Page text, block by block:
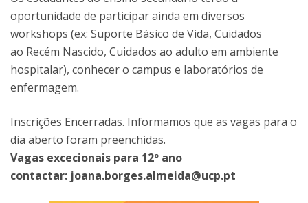
oportunidade de participar ainda em diversos
workshops (ex: Suporte Básico de Vida, Cuidados
ao Recém Nascido, Cuidados ao adulto em ambiente
hospitalar​), conhecer o campus e laboratórios de
enfermagem.
Inscrições Encerradas. Informamos que as vagas para o
dia aberto foram preenchidas.
Vagas excecionais para 12º ano
contactar: joana.borges.almeida@ucp.pt